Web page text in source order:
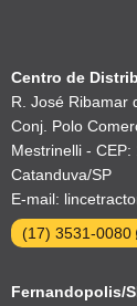
Centro de
R. José Ribamar
Conj. Polo
Mestrinelli -
Catanduva/SP
E-mail:
(17) 3531-0080
Fernandopolis/